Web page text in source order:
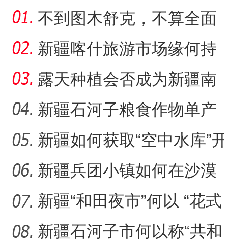
不到图木舒克，不算全面
了解新疆生产建设兵团
新疆喀什旅游市场缘何持
续火热？
露天种植会否成为新疆南
果北种新方式？
新疆石河子粮食作物单产
缘何越来越高？
新疆如何获取“空中水库”开
启密码？
新疆兵团小镇如何在沙漠
腹地书写“绿色奇迹”？
新疆“和田夜市”何以 “花式
出圈”？
新疆石河子市何以称“共和